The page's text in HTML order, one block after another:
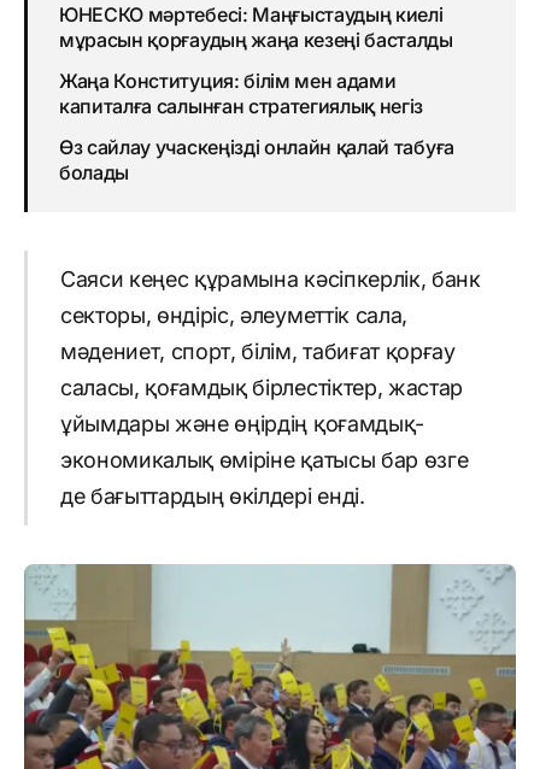
ЮНЕСКО мәртебесі: Маңғыстаудың киелі
мұрасын қорғаудың жаңа кезеңі басталды
Жаңа Конституция: білім мен адами
капиталға салынған стратегиялық негіз
Өз сайлау учаскеңізді онлайн қалай табуға
болады
Саяси кеңес құрамына кәсіпкерлік, банк
секторы, өндіріс, әлеуметтік сала,
мәдениет, спорт, білім, табиғат қорғау
саласы, қоғамдық бірлестіктер, жастар
ұйымдары және өңірдің қоғамдық-
экономикалық өміріне қатысы бар өзге
де бағыттардың өкілдері енді.